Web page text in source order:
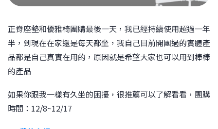
正脊座墊和優雅椅團購最後一天，我已經持續使用超過一年
半，到現在在家還是每天都坐，我自己目前開團過的實體產
品都是自己真實在用的，原因就是希望大家也可以用到棒棒
的產品
如果你跟我一樣有久坐的困擾，很推薦可以了解看看，團購
時間：12/8~12/17